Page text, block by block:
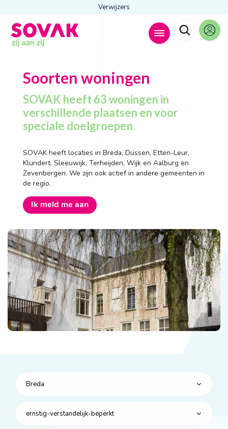
Verwijzers
Anderen zochten ook
Wonen
Dagbesteding
Behandelingen
Contact
Soorten woningen
SOVAK heeft 63 woningen in
verschillende plaatsen en voor
speciale doelgroepen.
SOVAK heeft locaties in Breda, Dussen, Etten-Leur,
Klundert, Sleeuwijk, Terheijden, Wijk en Aalburg en
Zevenbergen. We zijn ook actief in andere gemeenten in
de regio.
Ik meld me aan
Breda
ernstig-verstandelijk-beperkt